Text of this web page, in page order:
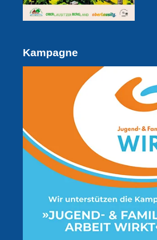
Kampagne